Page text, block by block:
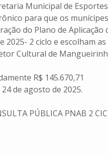
Municipal de
para que os
do Plano de Aplicação
2025- 2 ciclo e escolham
Cultural de
R$ 145.670,71
24 de agosto de 2025.
PÚBLICA PNAB 2